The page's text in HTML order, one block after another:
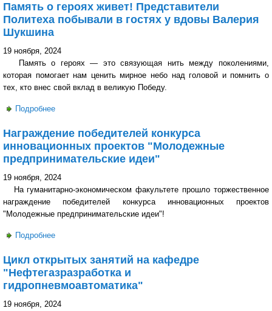
Память о героях живет! Представители
Политеха побывали в гостях у вдовы Валерия
Шукшина
19 ноября, 2024
Память о героях — это связующая нить между поколениями,
которая помогает нам ценить мирное небо над головой и помнить о
тех, кто внес свой вклад в великую Победу.
Подробнее
Награждение победителей конкурса
инновационных проектов "Молодежные
предпринимательские идеи"
19 ноября, 2024
На гуманитарно-экономическом факультете прошло торжественное
награждение победителей конкурса инновационных проектов
"Молодежные предпринимательские идеи"!
Подробнее
Цикл открытых занятий на кафедре
"Нефтегазразработка и
гидропневмоавтоматика"
19 ноября, 2024